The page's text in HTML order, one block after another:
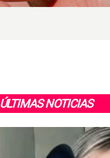
ÚLTIMAS NOTICIAS